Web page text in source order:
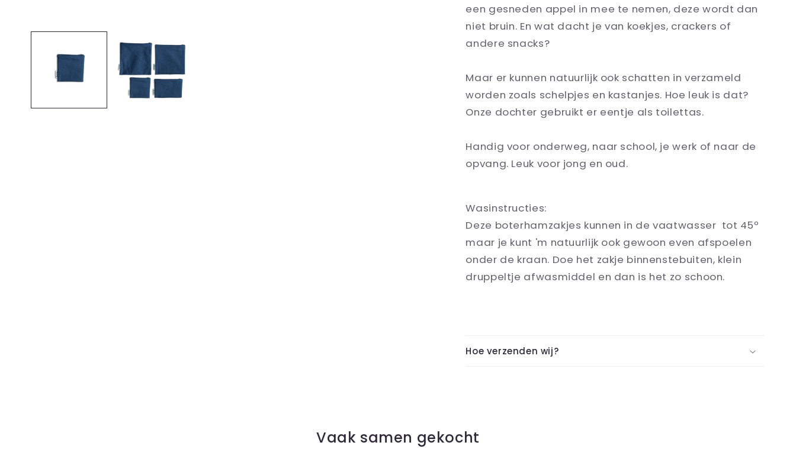
een gesneden appel in mee te nemen, deze wordt dan
niet bruin. En wat dacht je van koekjes, crackers of
andere snacks?
Maar er kunnen natuurlijk ook schatten in verzameld
worden zoals schelpjes en kastanjes. Hoe leuk is dat?
Onze dochter gebruikt er eentje als toilettas.
Handig voor onderweg, naar school, je werk of naar de
opvang. Leuk voor jong en oud.
Wasinstructies:
Deze boterhamzakjes kunnen in de vaatwasser tot 45º
maar je kunt 'm natuurlijk ook gewoon even afspoelen
onder de kraan. Doe het zakje binnenstebuiten, klein
druppeltje afwasmiddel en dan is het zo schoon.
Hoe verzenden wij?
Vaak samen gekocht